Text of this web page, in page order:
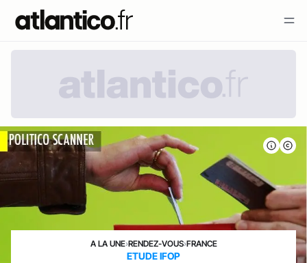
A LA UNE›RENDEZ-VOUS›FRANCE
ETUDE IFOP